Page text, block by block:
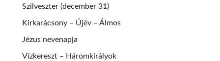
Szilveszter (december 31)
Kirkarácsony – Újév – Álmos
Jézus nevenapja
Vízkereszt – Háromkirályok